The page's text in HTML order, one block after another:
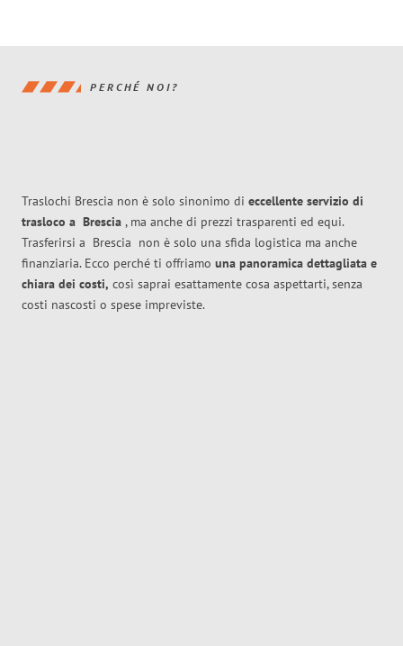
PERCHÉ NOI?
Traslochi Brescia non è solo sinonimo di eccellente servizio di
trasloco a Brescia , ma anche di prezzi trasparenti ed equi.
Trasferirsi a Brescia non è solo una sfida logistica ma anche
finanziaria. Ecco perché ti offriamo una panoramica dettagliata e
chiara dei costi, così saprai esattamente cosa aspettarti, senza
costi nascosti o spese impreviste.